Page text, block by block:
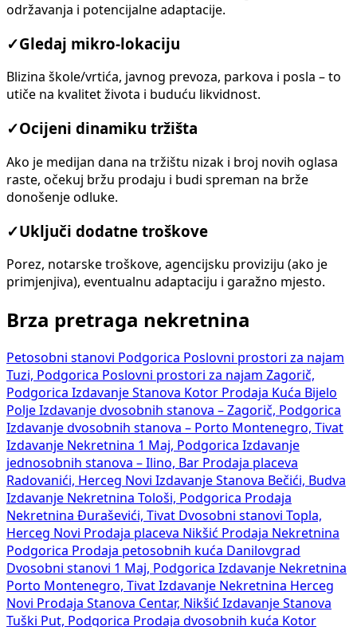
održavanja i potencijalne adaptacije.
✓Gledaj mikro-lokaciju
Blizina škole/vrtića, javnog prevoza, parkova i posla – to
utiče na kvalitet života i buduću likvidnost.
✓Ocijeni dinamiku tržišta
Ako je medijan dana na tržištu nizak i broj novih oglasa
raste, očekuj bržu prodaju i budi spreman na brže
donošenje odluke.
✓Uključi dodatne troškove
Porez, notarske troškove, agencijsku proviziju (ako je
primjenjiva), eventualnu adaptaciju i garažno mjesto.
Brza pretraga nekretnina
Petosobni stanovi Podgorica Poslovni prostori za najam
Tuzi, Podgorica Poslovni prostori za najam Zagorič,
Podgorica Izdavanje Stanova Kotor Prodaja Kuća Bijelo
Polje Izdavanje dvosobnih stanova – Zagorič, Podgorica
Izdavanje dvosobnih stanova – Porto Montenegro, Tivat
Izdavanje Nekretnina 1 Maj, Podgorica Izdavanje
jednosobnih stanova – Ilino, Bar Prodaja placeva
Radovanići, Herceg Novi Izdavanje Stanova Bečići, Budva
Izdavanje Nekretnina Tološi, Podgorica Prodaja
Nekretnina Đuraševići, Tivat Dvosobni stanovi Topla,
Herceg Novi Prodaja placeva Nikšić Prodaja Nekretnina
Podgorica Prodaja petosobnih kuća Danilovgrad
Dvosobni stanovi 1 Maj, Podgorica Izdavanje Nekretnina
Porto Montenegro, Tivat Izdavanje Nekretnina Herceg
Novi Prodaja Stanova Centar, Nikšić Izdavanje Stanova
Tuški Put, Podgorica Prodaja dvosobnih kuća Kotor